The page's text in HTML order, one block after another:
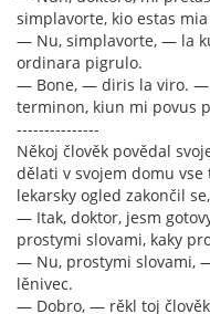
simplavorte, kio estas
— Nu, simplavorte, — la
ordinara pigrulo.
— Bone, — diris la viro. —
terminon, kiun mi povus
---------------
Někoj člověk povědal
dělati v svojem domu vse
lekarsky ogled zakončil
— Itak, doktor, jesm
prostymi slovami, kaky
— Nu, prostymi slovami,
lěnivec.
— Dobro, — rěkl toj